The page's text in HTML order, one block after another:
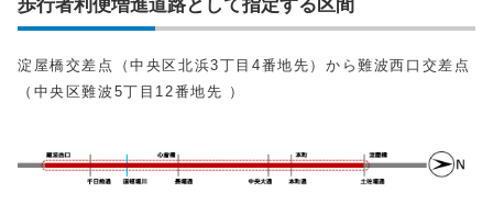
歩行者利便増進道路として指定する区間
淀屋橋交差点（中央区北浜3丁目4番地先）から難波西口交差点
（中央区難波5丁目12番地先 ）